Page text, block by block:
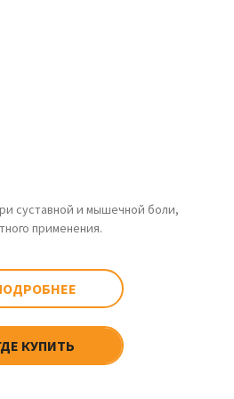
суставной и мышечной боли,
применения.
КУПИТЬ